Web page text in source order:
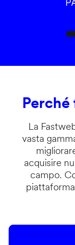
La
vasta
acquisire
campo.